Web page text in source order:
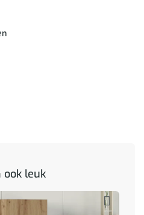
ook leuk